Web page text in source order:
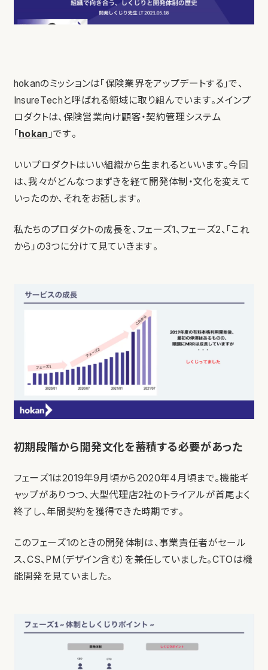
hokanのミッションは「保険業界をアップデートする」で、
InsureTechと呼ばれる領域に取り組んでいます。メインプ
ロダクトは、保険営業向け顧客・契約管理システム
「hokan 」です。
いいプロダクトはいい組織から生まれるといいます。今回
は、我々がどんなつまずきを経て開発体制・文化を変えて
いったのか、それをお話します。
私たちのプロダクトの成長を、フェーズ1、フェーズ2、「これ
から」の3つに分けて見ていきます。
初期段階から開発文化を蓄積する必要があった
フェーズ1は2019年9月頃から2020年4月頃まで。機能ギ
ャップがありつつ、大型代理店2社のトライアルが首尾よく
終了し、年間契約を獲得できた時期です。
このフェーズ1のときの開発体制は、事業責任者がセール
ス、CS、PM（デザイン含む）を兼任していました。CTOは機
能開発を見ていました。